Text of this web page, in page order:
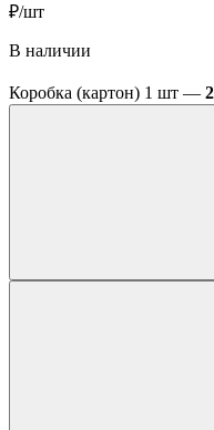
₽/шт
В наличии
Коробка (картон) 1 шт —